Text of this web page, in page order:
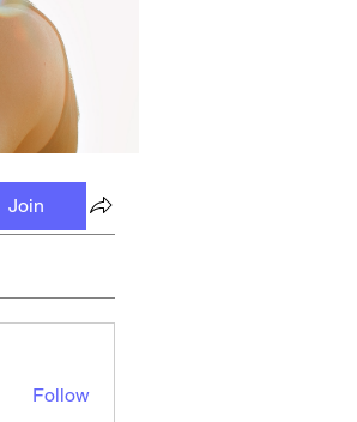
Join
Follow